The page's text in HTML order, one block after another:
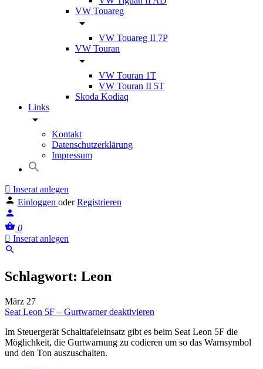
VW Touareg
VW Touareg II 7P
VW Touran
VW Touran 1T
VW Touran II 5T
Skoda Kodiaq
Links
Kontakt
Datenschutzerklärung
Impressum
Inserat anlegen
Einloggen oder Registrieren
0
Inserat anlegen
Schlagwort: Leon
März 27
Seat Leon 5F – Gurtwarner deaktivieren
Im Steuergerät Schalttafeleinsatz gibt es beim Seat Leon 5F die
Möglichkeit, die Gurtwarnung zu codieren um so das Warnsymbol
und den Ton auszuschalten.